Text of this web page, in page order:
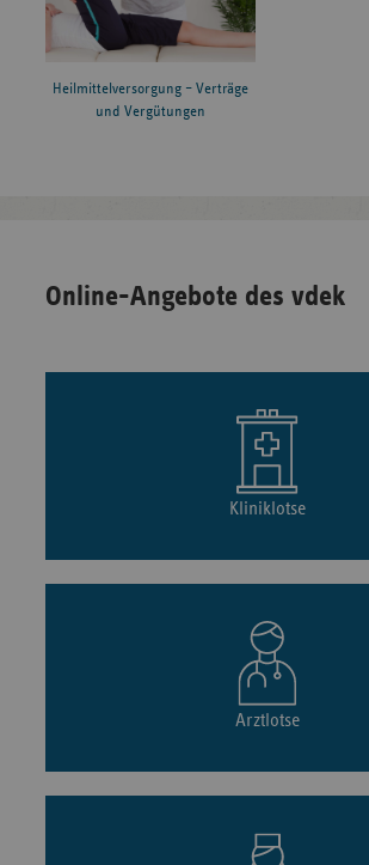
Heilmittelversorgung – Verträge
und Vergütungen
Online-Angebote des vdek
Kliniklotse
Arztlotse